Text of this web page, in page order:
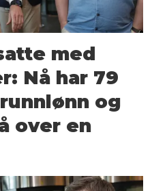
med
Nå har 79
og
over en